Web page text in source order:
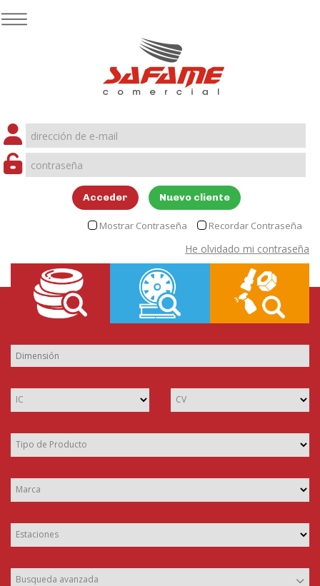
Acceder Nuevo cliente
Mostrar Contraseña Recordar Contraseña
He olvidado mi contraseña
>Neumáticos
IC CV
Tipo de Producto
Marca
Estaciones
Busqueda avanzada